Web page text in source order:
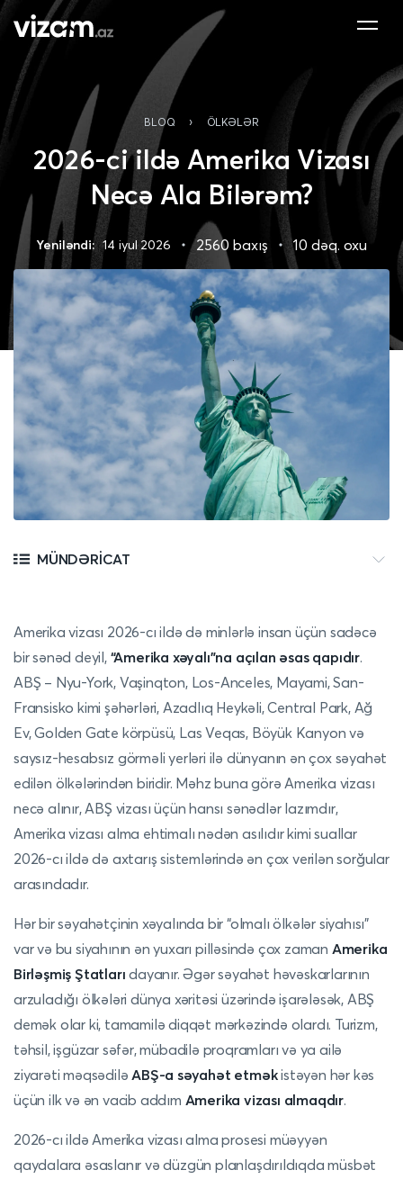
BLOQ › ÖLKƏLƏR
2026-ci ildə Amerika Vizası
Necə Ala Bilərəm?
Yeniləndi: 14 iyul 2026 2560 baxış 10 dəq. oxu
MÜNDƏRICAT
Amerika vizası 2026-cı ildə də minlərlə insan üçün sadəcə
bir sənəd deyil, “Amerika xəyalı”na açılan əsas qapıdır.
ABŞ – Nyu-York, Vaşinqton, Los-Anceles, Mayami, San-
Fransisko kimi şəhərləri, Azadlıq Heykəli, Central Park, Ağ
Ev, Golden Gate körpüsü, Las Veqas, Böyük Kanyon və
saysız-hesabsız görməli yerləri ilə dünyanın ən çox səyahət
edilən ölkələrindən biridir. Məhz buna görə Amerika vizası
necə alınır, ABŞ vizası üçün hansı sənədlər lazımdır,
Amerika vizası alma ehtimalı nədən asılıdır kimi suallar
2026-cı ildə də axtarış sistemlərində ən çox verilən sorğular
arasındadır.
Hər bir səyahətçinin xəyalında bir “olmalı ölkələr siyahısı”
var və bu siyahının ən yuxarı pilləsində çox zaman Amerika
Birləşmiş Ştatları dayanır. Əgər səyahət həvəskarlarının
arzuladığı ölkələri dünya xəritəsi üzərində işarələsək, ABŞ
demək olar ki, tamamilə diqqət mərkəzində olardı. Turizm,
təhsil, işgüzar səfər, mübadilə proqramları və ya ailə
ziyarəti məqsədilə ABŞ-a səyahət etməkistəyən hər kəs
üçün ilk və ən vacib addım Amerika vizası almaqdır.
2026-cı ildə Amerika vizası alma prosesi müəyyən
qaydalara əsaslanır və düzgün planlaşdırıldıqda müsbət